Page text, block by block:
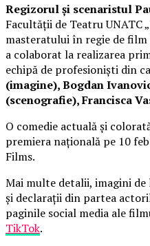
Regizorul și scenaristul
Facultății de Teatru UNATC
masteratului în regie de
a colaborat la realizarea
echipă de profesioniști din
(imagine), Bogdan
(scenografie), Francisca
O comedie actuală și
premiera națională pe 10
Films.
Mai multe detalii, imagini
și declarații din partea
paginile social media ale
TikTok.